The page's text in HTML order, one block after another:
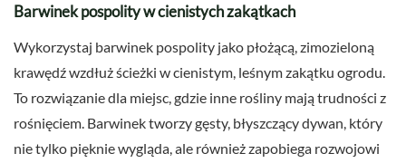
Barwinek pospolity w cienistych zakątkach
Wykorzystaj barwinek pospolity jako płożącą, zimozieloną
krawędź wzdłuż ścieżki w cienistym, leśnym zakątku ogrodu.
To rozwiązanie dla miejsc, gdzie inne rośliny mają trudności z
rośnięciem. Barwinek tworzy gęsty, błyszczący dywan, który
nie tylko pięknie wygląda, ale również zapobiega rozwojowi